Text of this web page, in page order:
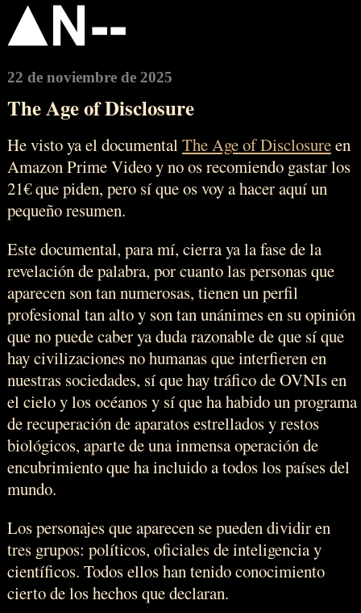
22 de noviembre de 2025
The Age of Disclosure
He visto ya el documentalThe Age of Disclosureen
Amazon Prime Video y no os recomiendo gastar los
21€ que piden, pero sí que os voy a hacer aquí un
pequeño resumen.
Este documental, para mí, cierra ya la fase de la
revelación de palabra, por cuanto las personas que
aparecen son tan numerosas, tienen un perfil
profesional tan alto y son tan unánimes en su opinión
que no puede caber ya duda razonable de que sí que
hay civilizaciones no humanas que interfieren en
nuestras sociedades, sí que hay tráfico de OVNIs en
el cielo y los océanos y sí que ha habido un programa
de recuperación de aparatos estrellados y restos
biológicos, aparte de una inmensa operación de
encubrimiento que ha incluido a todos los países del
mundo.
Los personajes que aparecen se pueden dividir en
tres grupos: políticos, oficiales de inteligencia y
científicos. Todos ellos han tenido conocimiento
cierto de los hechos que declaran.